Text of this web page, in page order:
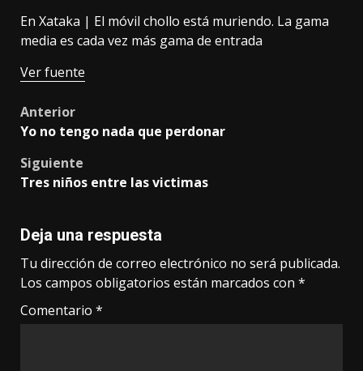
En Xataka | El móvil chollo está muriendo. La gama
media es cada vez más gama de entrada
Ver fuente
Post
navigation
Anterior
Yo no tengo nada que perdonar
Siguiente
Tres niños entre las victimas
Deja una respuesta
Tu dirección de correo electrónico no será publicada.
Los campos obligatorios están marcados con *
Comentario *